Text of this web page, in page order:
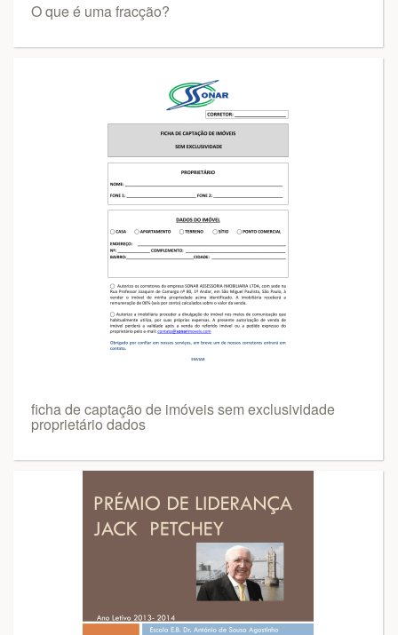
O que é uma fracção?
ficha de captação de imóveis sem exclusividade
proprietário dados